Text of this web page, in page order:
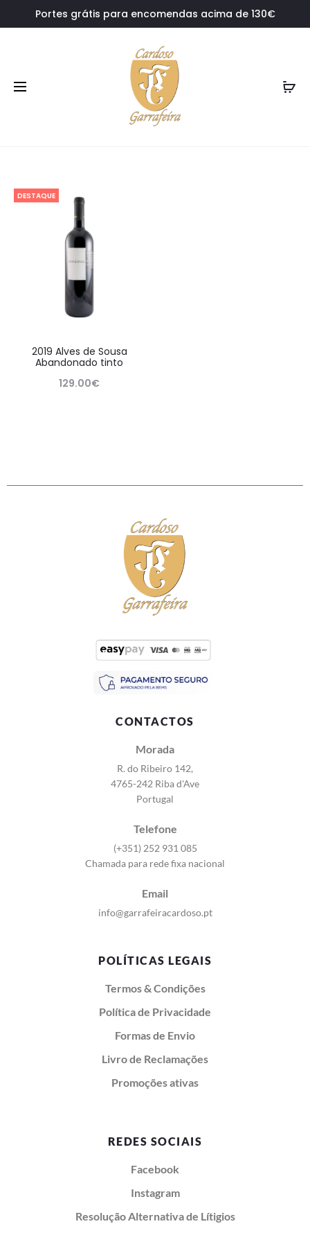
Portes grátis para encomendas acima de 130€
DESTAQUE
2019 Alves de Sousa
Abandonado tinto
129.00€
CONTACTOS
Morada
R. do Ribeiro 142,
4765-242 Riba d'Ave
Portugal
Telefone
(+351) 252 931 085
Chamada para rede fixa nacional
Email
info@garrafeiracardoso.pt
POLÍTICAS LEGAIS
Termos & Condições
Política de Privacidade
Formas de Envio
Livro de Reclamações
Promoções ativas
REDES SOCIAIS
Facebook
Instagram
Resolução Alternativa de Lítigios